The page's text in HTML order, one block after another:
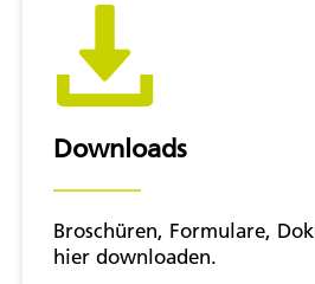
Downloads
Broschüren, Formulare,
hier downloaden.